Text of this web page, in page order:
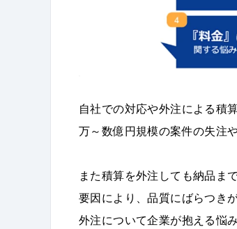
自社での対応や外注による積
万～数億円規模の案件の失注
また積算を外注しても納品ま
要因により、品質にばらつき
外注について企業が抱える悩